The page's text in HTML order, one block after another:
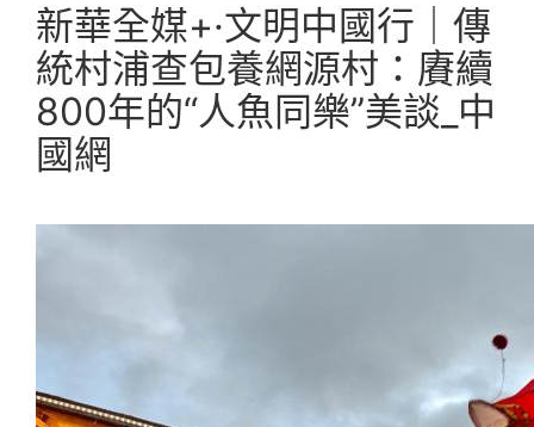
新華全媒+·文明中國行｜傳
統村浦查包養網源村：賡續
800年的“人魚同樂”美談_中
國網